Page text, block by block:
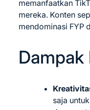
memanfaatkan
mereka. Konten
mendominasi FYP
Dampak
saja